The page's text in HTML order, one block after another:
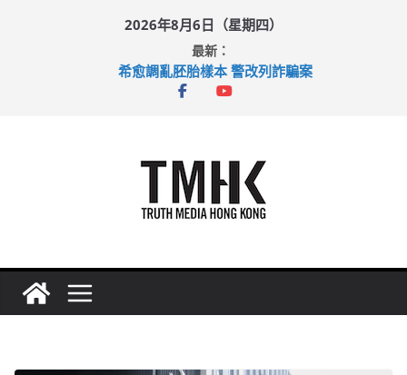
2026年8月6日（星期四）
最新：
希愈調亂胚胎樣本 警改列詐騙案
足球盛會次場激戰 祖雲達斯挫車路士